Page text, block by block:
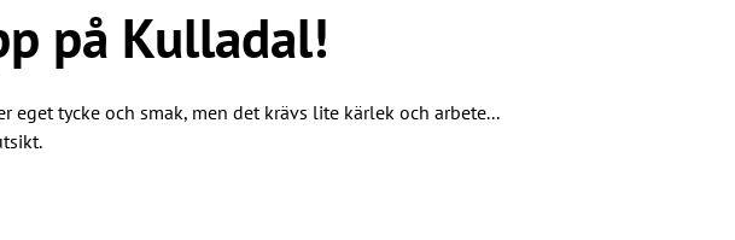
på Kulladal!
tycke och smak, men det krävs lite kärlek och arbete...